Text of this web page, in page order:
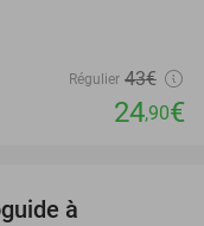
Régulier 43€
24,90€
à